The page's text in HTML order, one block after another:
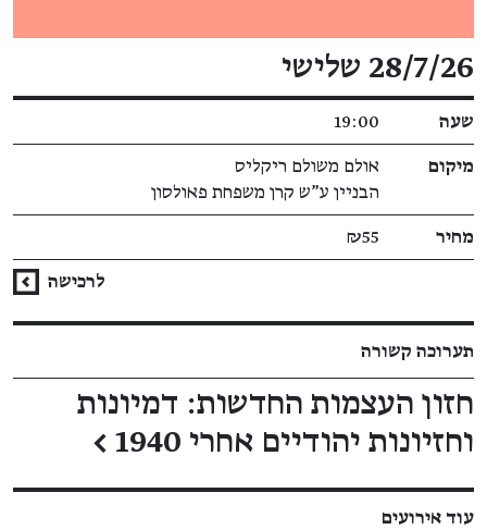
28/7/26 שלישי
שעה 19:00
מיקום
אולם משולם ריקליס
הבניין ע"ש קרן משפחת פאולסון
מחיר ₪55
לרכישה
תערוכה קשורה
חזון העצמות החדשות: דמיונות
וחזיונות יהודיים אחרי 1940
←
עוד אירועים